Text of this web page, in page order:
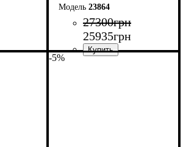
23864
27300грн
25935грн
-5%